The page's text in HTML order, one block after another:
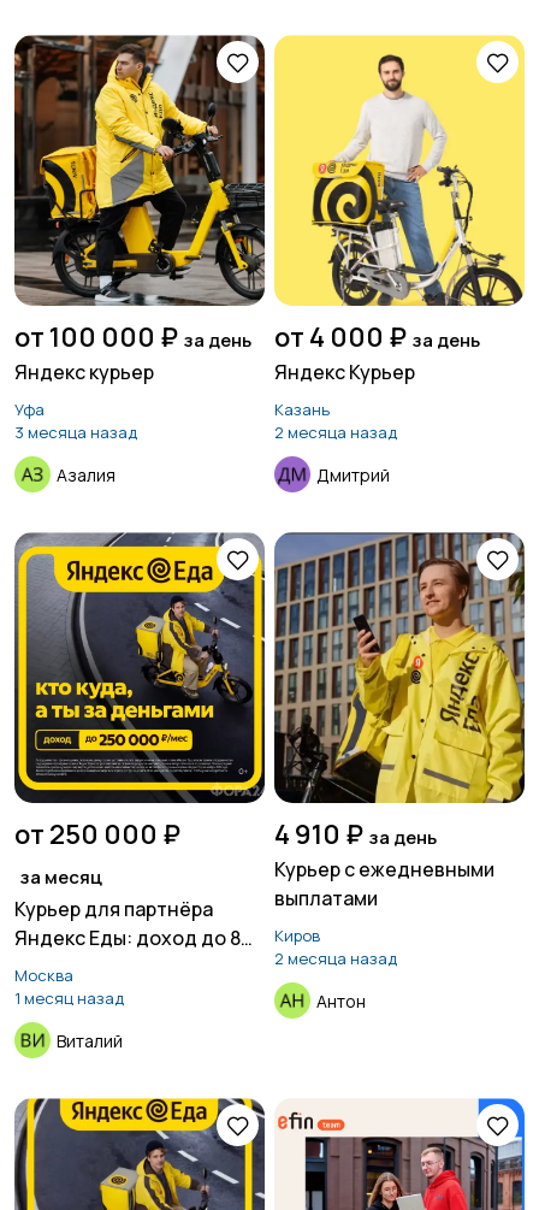
от 100 000 ₽ за день
Яндекс курьер
Уфа
3 месяца назад
Азалия
от 4 000 ₽ за день
Яндекс Курьер
Казань
2 месяца назад
Дмитрий
от 250 000 ₽
за месяц
Курьер для партнёра
Яндекс Еды: доход до 8
500 ₽ в день, свободный
график
Москва
1 месяц назад
Виталий
4 910 ₽ за день
Курьер с ежедневными
выплатами
Киров
2 месяца назад
Антон